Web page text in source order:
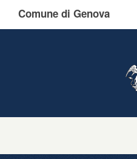
Comune di Genova